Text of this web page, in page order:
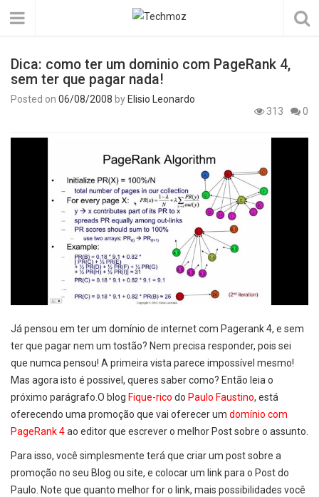
Dica: como ter um dominio com PageRank 4,
sem ter que pagar nada!
Posted on 06/08/2008 by Elisio Leonardo
313
0
Já pensou em ter um domínio de internet com Pagerank 4, e sem
ter que pagar nem um tostão? Nem precisa responder, pois sei
que numca pensou! A primeira vista parece impossível mesmo!
Mas agora isto é possivel, queres saber como? Então leia o
próximo parágrafo.O blog Fique-rico do Paulo Faustino, está
oferecendo uma promoção que vai oferecer um domínio com
PageRank 4ao editor que escrever o melhor Post sobre o assunto.
Para isso, você simplesmente terá que criar um post sobre a
promoção no seu Blog ou site, e colocar um link para o Post do
Paulo. Note que quanto melhor for o link, mais possibilidades você